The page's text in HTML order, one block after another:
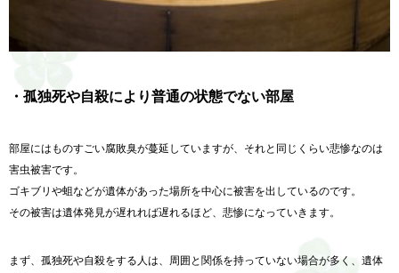
・孤独死や自殺により普通の状態でない部屋
部屋にはものすごい腐敗臭が蔓延していますが、それと同じくらい悲惨なのは
害虫被害です。
ゴキブリや蛆などが遺体があった場所を中心に被害を出しているのです。
その被害は遺体発見が遅れれば遅れるほど、悲惨になっていきます。
まず、孤独死や自殺をする人は、周囲と関係を持っていない場合が多く、遺体